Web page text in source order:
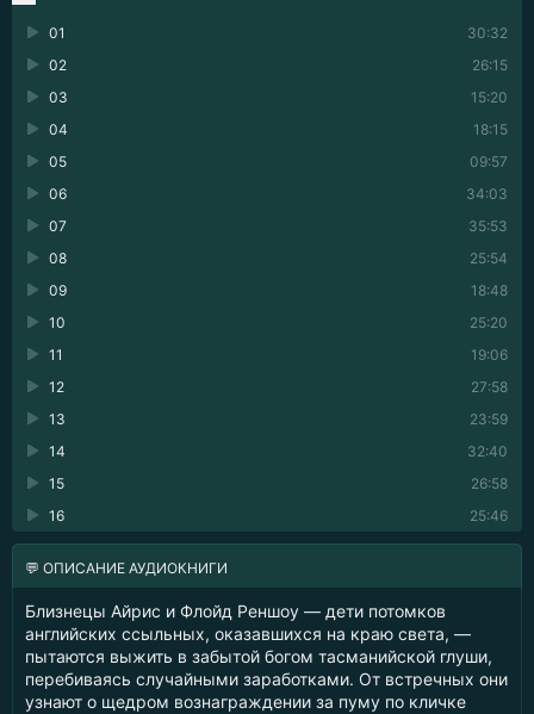
30:32
01
26:15
02
15:20
03
18:15
04
09:57
05
34:03
06
35:53
07
25:54
08
18:48
09
25:20
10
19:06
11
27:58
12
23:59
13
32:40
14
26:58
15
25:46
16
💬 ОПИСАНИЕ АУДИОКНИГИ
Близнецы Айрис и Флойд Реншоу — дети потомков
английских ссыльных, оказавшихся на краю света, —
пытаются выжить в забытой богом тасманийской глуши,
перебиваясь случайными заработками. От встречных они
узнают о щедром вознаграждении за пуму по кличке